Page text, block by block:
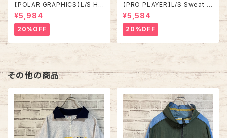
【POLAR GRAPHICS】L/S Hal
fZip Sweat XL Made in US
A 90s “ALASKA” スーベニア
ハーフジップスウェット トレーナ
ー アラスカ お土産モノ vintag
e ヴィンテージ アメリカ USA
¥5,984
20%OFF
【PRO PLAYER】L/S Sweat L
相当 90s Made in USA “PA
CKERS” NFL チームモノ スウ
ェット トレーナー USA製 チーム
ロゴ 1996 CHAMPS 優勝記念
深緑 アメリカ USA 古着
¥5,584
20%OFF
その他の商品